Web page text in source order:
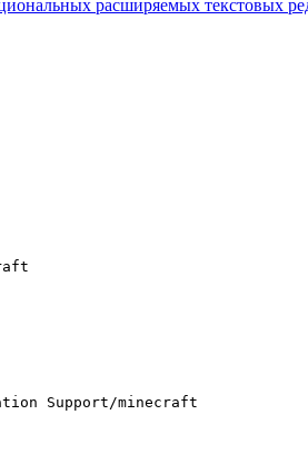
расширяемых текстовых
Support/minecraft